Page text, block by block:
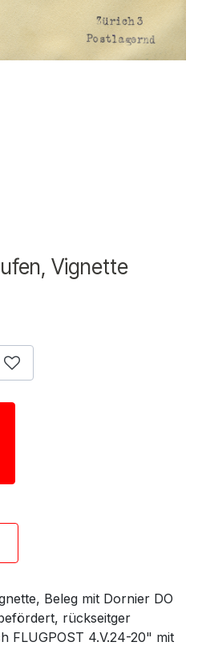
Vignette
Beleg mit Dornier DO
rückseitger
FLUGPOST 4.V.24-20" mit